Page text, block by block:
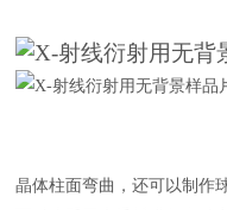
晶体柱面弯曲，还可以制作